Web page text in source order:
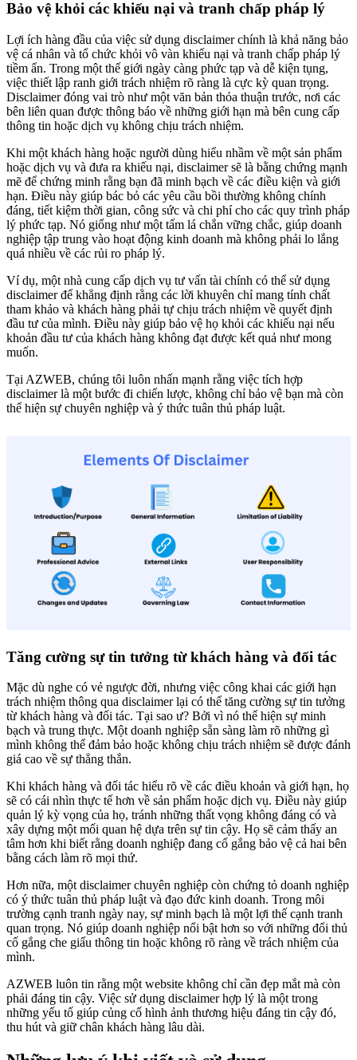
Bảo vệ khỏi các khiếu nại và tranh chấp pháp lý
Lợi ích hàng đầu của việc sử dụng disclaimer chính là khả năng bảo
vệ cá nhân và tổ chức khỏi vô vàn khiếu nại và tranh chấp pháp lý
tiềm ẩn. Trong một thế giới ngày càng phức tạp và dễ kiện tụng,
việc thiết lập ranh giới trách nhiệm rõ ràng là cực kỳ quan trọng.
Disclaimer đóng vai trò như một văn bản thỏa thuận trước, nơi các
bên liên quan được thông báo về những giới hạn mà bên cung cấp
thông tin hoặc dịch vụ không chịu trách nhiệm.
Khi một khách hàng hoặc người dùng hiểu nhầm về một sản phẩm
hoặc dịch vụ và đưa ra khiếu nại, disclaimer sẽ là bằng chứng mạnh
mẽ để chứng minh rằng bạn đã minh bạch về các điều kiện và giới
hạn. Điều này giúp bác bỏ các yêu cầu bồi thường không chính
đáng, tiết kiệm thời gian, công sức và chi phí cho các quy trình pháp
lý phức tạp. Nó giống như một tấm lá chắn vững chắc, giúp doanh
nghiệp tập trung vào hoạt động kinh doanh mà không phải lo lắng
quá nhiều về các rủi ro pháp lý.
Ví dụ, một nhà cung cấp dịch vụ tư vấn tài chính có thể sử dụng
disclaimer để khẳng định rằng các lời khuyên chỉ mang tính chất
tham khảo và khách hàng phải tự chịu trách nhiệm về quyết định
đầu tư của mình. Điều này giúp bảo vệ họ khỏi các khiếu nại nếu
khoản đầu tư của khách hàng không đạt được kết quả như mong
muốn.
Tại AZWEB, chúng tôi luôn nhấn mạnh rằng việc tích hợp
disclaimer là một bước đi chiến lược, không chỉ bảo vệ bạn mà còn
thể hiện sự chuyên nghiệp và ý thức tuân thủ pháp luật.
Tăng cường sự tin tưởng từ khách hàng và đối tác
Mặc dù nghe có vẻ ngược đời, nhưng việc công khai các giới hạn
trách nhiệm thông qua disclaimer lại có thể tăng cường sự tin tưởng
từ khách hàng và đối tác. Tại sao ư? Bởi vì nó thể hiện sự minh
bạch và trung thực. Một doanh nghiệp sẵn sàng làm rõ những gì
mình không thể đảm bảo hoặc không chịu trách nhiệm sẽ được đánh
giá cao về sự thẳng thắn.
Khi khách hàng và đối tác hiểu rõ về các điều khoản và giới hạn, họ
sẽ có cái nhìn thực tế hơn về sản phẩm hoặc dịch vụ. Điều này giúp
quản lý kỳ vọng của họ, tránh những thất vọng không đáng có và
xây dựng một mối quan hệ dựa trên sự tin cậy. Họ sẽ cảm thấy an
tâm hơn khi biết rằng doanh nghiệp đang cố gắng bảo vệ cả hai bên
bằng cách làm rõ mọi thứ.
Hơn nữa, một disclaimer chuyên nghiệp còn chứng tỏ doanh nghiệp
có ý thức tuân thủ pháp luật và đạo đức kinh doanh. Trong môi
trường cạnh tranh ngày nay, sự minh bạch là một lợi thế cạnh tranh
quan trọng. Nó giúp doanh nghiệp nổi bật hơn so với những đối thủ
cố gắng che giấu thông tin hoặc không rõ ràng về trách nhiệm của
mình.
AZWEB luôn tin rằng một website không chỉ cần đẹp mắt mà còn
phải đáng tin cậy. Việc sử dụng disclaimer hợp lý là một trong
những yếu tố giúp củng cố hình ảnh thương hiệu đáng tin cậy đó,
thu hút và giữ chân khách hàng lâu dài.